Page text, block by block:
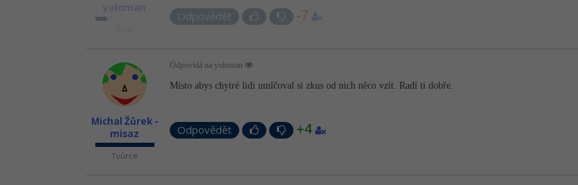
yoloman
Odpovědět -7
Michal Žůrek -
misaz
Tvůrce
Odpovídá na yoloman
Místo abys chytré lidi umlčoval si zkus od nich něco vzít. Radí ti dobře.
Odpovědět +4